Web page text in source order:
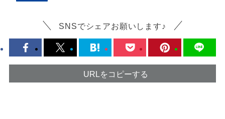
SNSでシェアお願いします♪
URLをコピーする